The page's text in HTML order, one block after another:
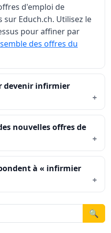
d'emploi de
Educh.ch. Utilisez le
pour affiner par
des offres du
devenir infirmier
nouvelles offres de
à « infirmier
🔍